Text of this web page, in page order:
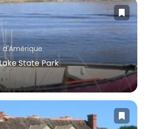
d'Amérique
State Park